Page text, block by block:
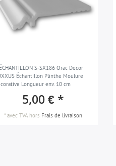
S-SX186 Orac Decor
Échantillon Plinthe Moulure
Longueur env. 10 cm
5,00 € *
*avec TVA hors Frais de livraison